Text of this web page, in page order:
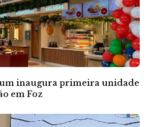
inaugura primeira unidade
em Foz